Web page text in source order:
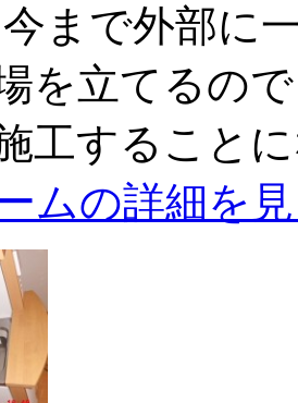
まで外部に
を立てるの
工すること
ムの詳細を